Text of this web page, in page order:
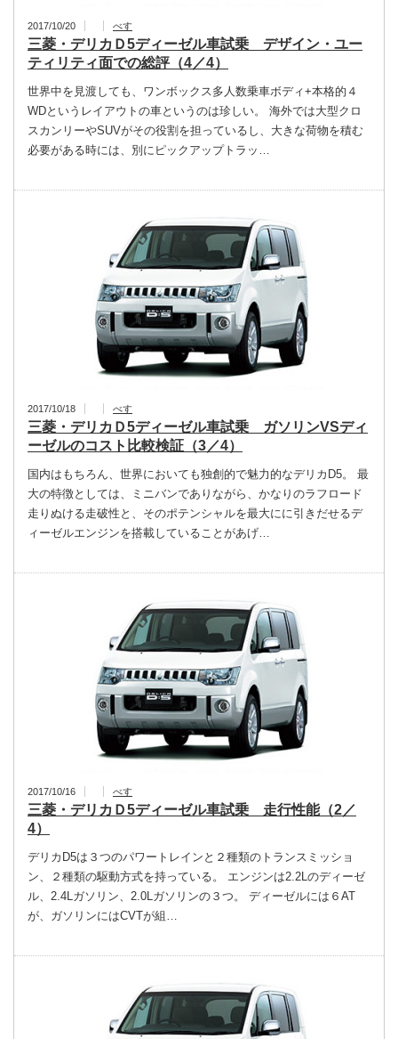
2017/10/20 べす
三菱・デリカＤ5ディーゼル車試乗 デザイン・ユー
ティリティ面での総評（4／4）
世界中を見渡しても、ワンボックス多人数乗車ボディ+本格的４
WDというレイアウトの車というのは珍しい。 海外では大型クロ
スカンリーやSUVがその役割を担っているし、大きな荷物を積む
必要がある時には、別にピックアップトラッ…
2017/10/18 べす
三菱・デリカＤ5ディーゼル車試乗 ガソリンVSディ
ーゼルのコスト比較検証（3／4）
国内はもちろん、世界においても独創的で魅力的なデリカD5。 最
大の特徴としては、ミニバンでありながら、かなりのラフロード
走りぬける走破性と、そのポテンシャルを最大にに引きだせるデ
ィーゼルエンジンを搭載していることがあげ…
2017/10/16 べす
三菱・デリカＤ5ディーゼル車試乗 走行性能（2／
4）
デリカD5は３つのパワートレインと２種類のトランスミッショ
ン、２種類の駆動方式を持っている。 エンジンは2.2Lのディーゼ
ル、2.4Lガソリン、2.0Lガソリンの３つ。 ディーゼルには６AT
が、ガソリンにはCVTが組…